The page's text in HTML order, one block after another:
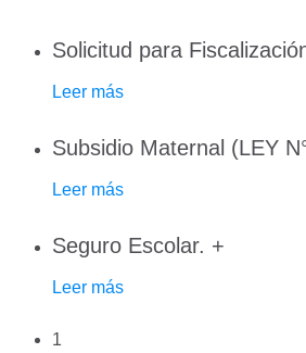
Solicitud para
Leer más
Subsidio Maternal (LEY
Leer más
Seguro Escolar. +
Leer más
1